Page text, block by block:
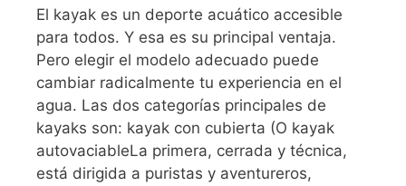
El kayak es un deporte acuático accesible
para todos. Y esa es su principal ventaja.
Pero elegir el modelo adecuado puede
cambiar radicalmente tu experiencia en el
agua. Las dos categorías principales de
kayaks son: kayak con cubierta (O kayak
autovaciableLa primera, cerrada y técnica,
está dirigida a puristas y aventureros,